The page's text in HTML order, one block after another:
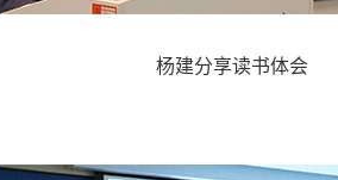
杨建分享读书体会